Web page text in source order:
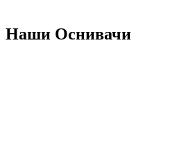
Наши Оснивачи